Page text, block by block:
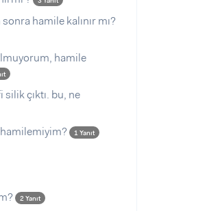
hamile kalınır mı?
hamile
silik çıktı. bu, ne
1 Yanıt
2 Yanıt